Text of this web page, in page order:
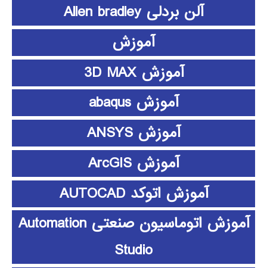
آلن بردلی Allen bradley
آموزش
آموزش 3D MAX
آموزش abaqus
آموزش ANSYS
آموزش ArcGIS
آموزش اتوکد AUTOCAD
آموزش اتوماسیون صنعتی Automation
Studio